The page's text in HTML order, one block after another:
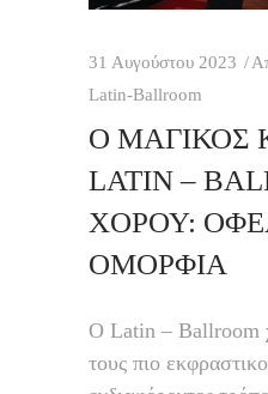
31 Αυγούστου 2023
Latin-Ballroom
O ΜΑΓΙΚΌΣ
LATIN –
ΧΟΡΟΎ:
ΟΜΟΡΦΙΆ
Ο Latin – Ballroom
τους πιο